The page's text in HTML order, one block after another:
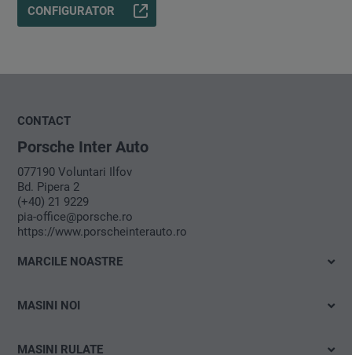
CONFIGURATOR
CONTACT
Porsche Inter Auto
077190 Voluntari Ilfov
Bd. Pipera 2
(+40) 21 9229
pia-office@porsche.ro
https://www.porscheinterauto.ro
MARCILE NOASTRE
Audi
MASINI NOI
MASINI RULATE